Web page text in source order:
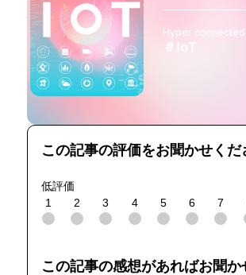
Hyper
＃IoT
この記事の評価をお聞かせくだ
低評価
1
2 3 4 5 6 7
この記事の感想があればお聞か